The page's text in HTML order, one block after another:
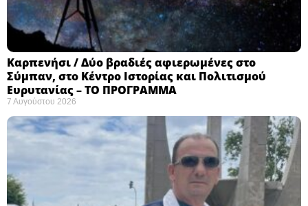
Καρπενήσι / Δύο βραδιές αφιερωμένες στο
Σύμπαν, στο Κέντρο Ιστορίας και Πολιτισμού
Ευρυτανίας – ΤΟ ΠΡΟΓΡΑΜΜΑ
7 Αυγούστου 2026